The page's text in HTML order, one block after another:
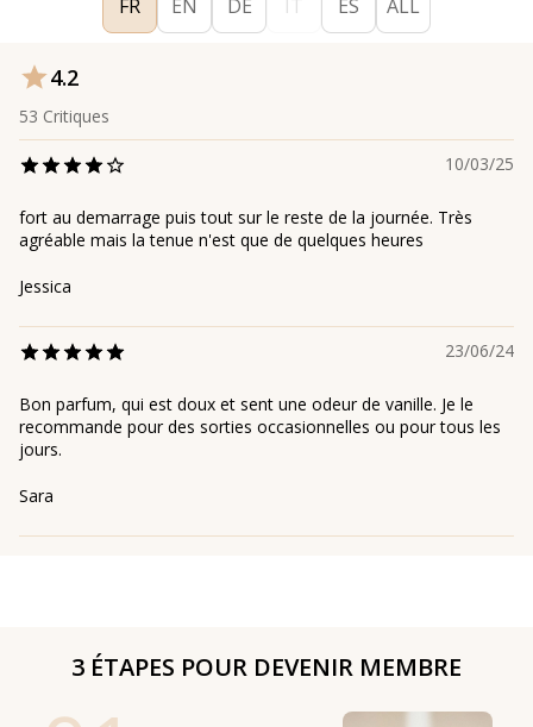
FR EN DE IT ES ALL
4.2
53 Critiques
10/03/25
fort au demarrage puis tout sur le reste de la journée. Très
agréable mais la tenue n'est que de quelques heures
Jessica
23/06/24
Bon parfum, qui est doux et sent une odeur de vanille. Je le
recommande pour des sorties occasionnelles ou pour tous les
jours.
Sara
3 ÉTAPES POUR DEVENIR MEMBRE